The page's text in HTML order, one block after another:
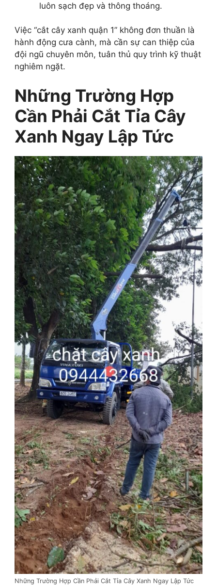
luôn sạch đẹp và thông thoáng.
Việc “cắt cây xanh quận 1” không đơn thuần là
hành động cưa cành, mà cần sự can thiệp của
đội ngũ chuyên môn, tuân thủ quy trình kỹ thuật
nghiêm ngặt.
Những Trường Hợp
Cần Phải Cắt Tỉa Cây
Xanh Ngay Lập Tức
Những Trường Hợp Cần Phải Cắt Tỉa Cây Xanh Ngay Lập Tức